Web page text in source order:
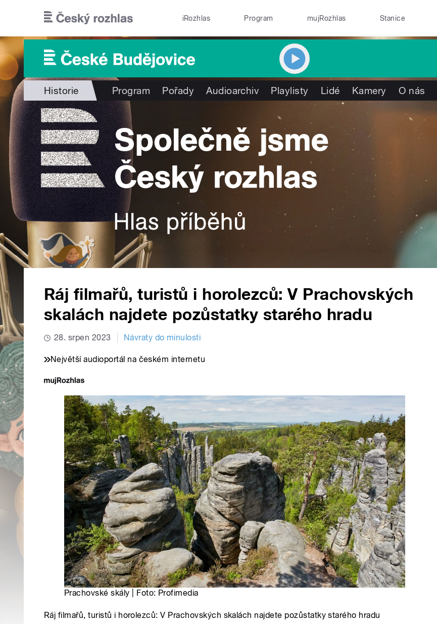
iRozhlas Program mujRozhlas Stanice
Historie Program Pořady Audioarchiv Playlisty Lidé Kamery O nás
Ráj filmařů, turistů i horolezců: V Prachovských
skalách najdete pozůstatky starého hradu
28. srpen 2023 Návraty do minulosti
Největší audioportál na českém internetu
Prachovské skály | Foto: Profimedia
Ráj filmařů, turistů i horolezců: V Prachovských skalách najdete pozůstatky starého hradu